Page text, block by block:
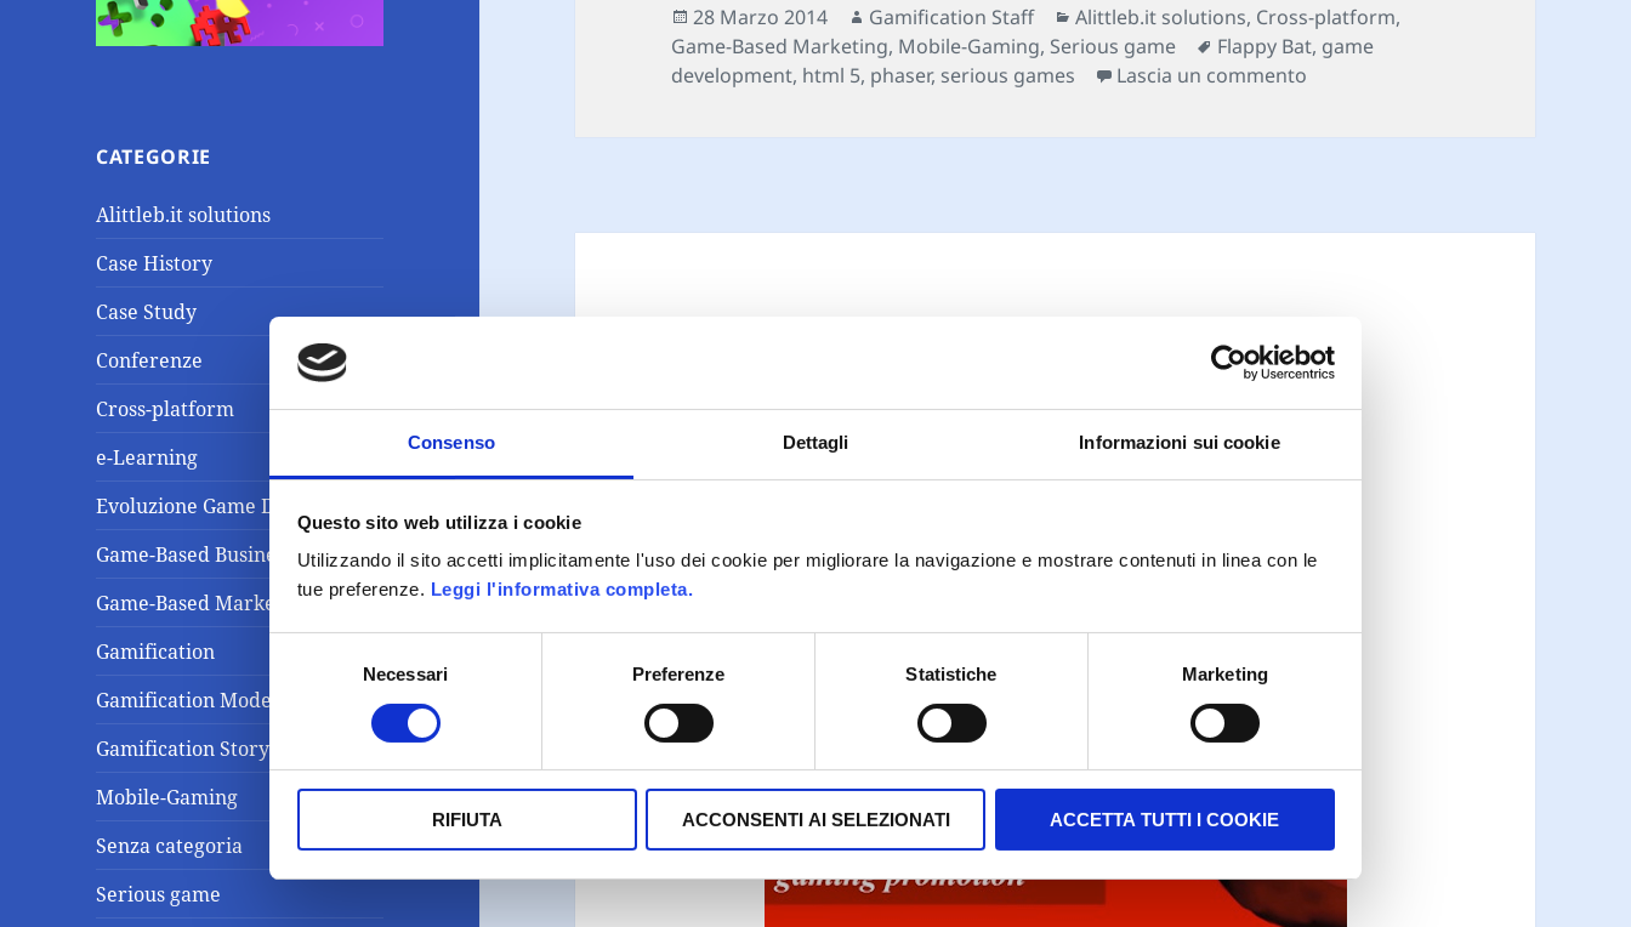
Consenso Dettagli Informazioni sui cookie
Questo sito web utilizza i cookie
Utilizzando il sito accetti implicitamente l'uso dei cookie per migliorare la navigazione e mostrare contenuti in linea con le
tue preferenze. Leggi l'informativa completa.
consenso
Necessari Preferenze Statistiche Marketing
RIFIUTA ACCONSENTI AI SELEZIONATI ACCETTA TUTTI I COOKIE
CATEGORIE
Alittleb.it solutions
Case History
Case Study
Conferenze
Cross-platform
e-Learning
Evoluzione Game Design
Game-Based Business Solution
Game-Based Marketing
Gamification
Gamification Model
Gamification Storytelling
Mobile-Gaming
Senza categoria
Serious game
Scritto
il
28 Marzo 2014 Autore
Gamification Staff Categorie
Alittleb.it solutions, Cross-platform,
Game-Based Marketing, Mobile-Gaming, Serious game Tag
Flappy Bat, game
development, html 5, phaser, serious games Lascia un commento
Gamification case study:
pubblicità Coca-Cola